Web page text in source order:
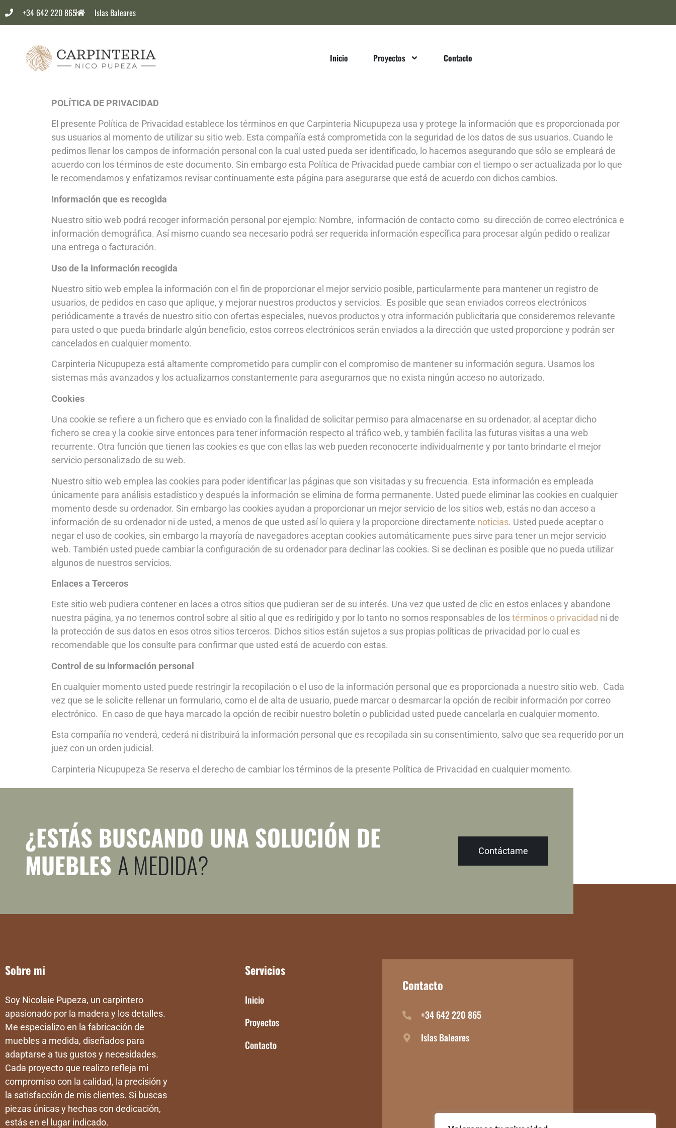
+34 642 220 865 Islas Baleares
Inicio Proyectos Contacto
POLÍTICA DE PRIVACIDAD
El presente Política de Privacidad establece los términos en que Carpinteria Nicupupeza usa y protege la información que es proporcionada por
sus usuarios al momento de utilizar su sitio web. Esta compañía está comprometida con la seguridad de los datos de sus usuarios. Cuando le
pedimos llenar los campos de información personal con la cual usted pueda ser identificado, lo hacemos asegurando que sólo se empleará de
acuerdo con los términos de este documento. Sin embargo esta Política de Privacidad puede cambiar con el tiempo o ser actualizada por lo que
le recomendamos y enfatizamos revisar continuamente esta página para asegurarse que está de acuerdo con dichos cambios.
Información que es recogida
Nuestro sitio web podrá recoger información personal por ejemplo: Nombre, información de contacto como su dirección de correo electrónica e
información demográfica. Así mismo cuando sea necesario podrá ser requerida información específica para procesar algún pedido o realizar
una entrega o facturación.
Uso de la información recogida
Nuestro sitio web emplea la información con el fin de proporcionar el mejor servicio posible, particularmente para mantener un registro de
usuarios, de pedidos en caso que aplique, y mejorar nuestros productos y servicios. Es posible que sean enviados correos electrónicos
periódicamente a través de nuestro sitio con ofertas especiales, nuevos productos y otra información publicitaria que consideremos relevante
para usted o que pueda brindarle algún beneficio, estos correos electrónicos serán enviados a la dirección que usted proporcione y podrán ser
cancelados en cualquier momento.
Carpinteria Nicupupeza está altamente comprometido para cumplir con el compromiso de mantener su información segura. Usamos los
sistemas más avanzados y los actualizamos constantemente para asegurarnos que no exista ningún acceso no autorizado.
Cookies
Una cookie se refiere a un fichero que es enviado con la finalidad de solicitar permiso para almacenarse en su ordenador, al aceptar dicho
fichero se crea y la cookie sirve entonces para tener información respecto al tráfico web, y también facilita las futuras visitas a una web
recurrente. Otra función que tienen las cookies es que con ellas las web pueden reconocerte individualmente y por tanto brindarte el mejor
servicio personalizado de su web.
Nuestro sitio web emplea las cookies para poder identificar las páginas que son visitadas y su frecuencia. Esta información es empleada
únicamente para análisis estadístico y después la información se elimina de forma permanente. Usted puede eliminar las cookies en cualquier
momento desde su ordenador. Sin embargo las cookies ayudan a proporcionar un mejor servicio de los sitios web, estás no dan acceso a
información de su ordenador ni de usted, a menos de que usted así lo quiera y la proporcione directamente noticias. Usted puede aceptar o
negar el uso de cookies, sin embargo la mayoría de navegadores aceptan cookies automáticamente pues sirve para tener un mejor servicio
web. También usted puede cambiar la configuración de su ordenador para declinar las cookies. Si se declinan es posible que no pueda utilizar
algunos de nuestros servicios.
Enlaces a Terceros
Este sitio web pudiera contener en laces a otros sitios que pudieran ser de su interés. Una vez que usted de clic en estos enlaces y abandone
nuestra página, ya no tenemos control sobre al sitio al que es redirigido y por lo tanto no somos responsables de lostérminos o privacidad ni de
la protección de sus datos en esos otros sitios terceros. Dichos sitios están sujetos a sus propias políticas de privacidad por lo cual es
recomendable que los consulte para confirmar que usted está de acuerdo con estas.
Control de su información personal
En cualquier momento usted puede restringir la recopilación o el uso de la información personal que es proporcionada a nuestro sitio web. Cada
vez que se le solicite rellenar un formulario, como el de alta de usuario, puede marcar o desmarcar la opción de recibir información por correo
electrónico. En caso de que haya marcado la opción de recibir nuestro boletín o publicidad usted puede cancelarla en cualquier momento.
Esta compañía no venderá, cederá ni distribuirá la información personal que es recopilada sin su consentimiento, salvo que sea requerido por un
juez con un orden judicial.
Carpinteria Nicupupeza Se reserva el derecho de cambiar los términos de la presente Política de Privacidad en cualquier momento.
¿ESTÁS BUSCANDO UNA SOLUCIÓN DE
MUEBLES A MEDIDA? Contáctame
Sobre mi
Soy Nicolaie Pupeza, un carpintero
apasionado por la madera y los detalles.
Me especializo en la fabricación de
muebles a medida, diseñados para
adaptarse a tus gustos y necesidades.
Cada proyecto que realizo refleja mi
compromiso con la calidad, la precisión y
la satisfacción de mis clientes. Si buscas
piezas únicas y hechas con dedicación,
estás en el lugar indicado.
Servicios
Inicio
Proyectos
Contacto
Contacto
+34 642 220 865
Islas Baleares